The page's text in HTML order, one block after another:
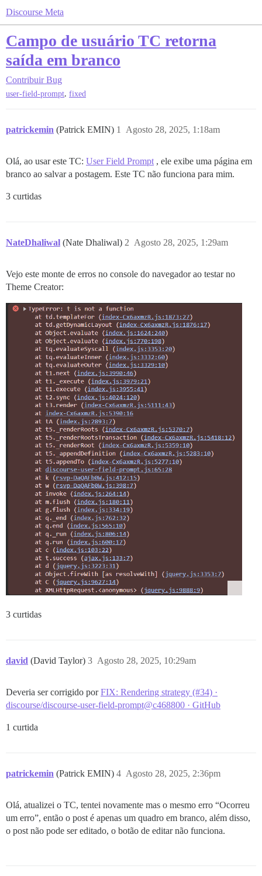
Discourse Meta
Campo de usuário TC retorna
saída em branco
Contribuir Bug
user-field-prompt, fixed
patrickemin (Patrick EMIN) Agosto 28, 2025, 1:18am
1
Olá, ao usar este TC: User Field Prompt , ele exibe uma página em
branco ao salvar a postagem. Este TC não funciona para mim.
3 curtidas
NateDhaliwal (Nate Dhaliwal) Agosto 28, 2025, 1:29am
2
Vejo este monte de erros no console do navegador ao testar no
Theme Creator:
3 curtidas
david (David Taylor) Agosto 28, 2025, 10:29am
3
Deveria ser corrigido porFIX: Rendering strategy (#34) ·
discourse/discourse-user-field-prompt@c468800 · GitHub
1 curtida
patrickemin (Patrick EMIN) Agosto 28, 2025, 2:36pm
4
Olá, atualizei o TC, tentei novamente mas o mesmo erro “Ocorreu
um erro”, então o post é apenas um quadro em branco, além disso,
o post não pode ser editado, o botão de editar não funciona.